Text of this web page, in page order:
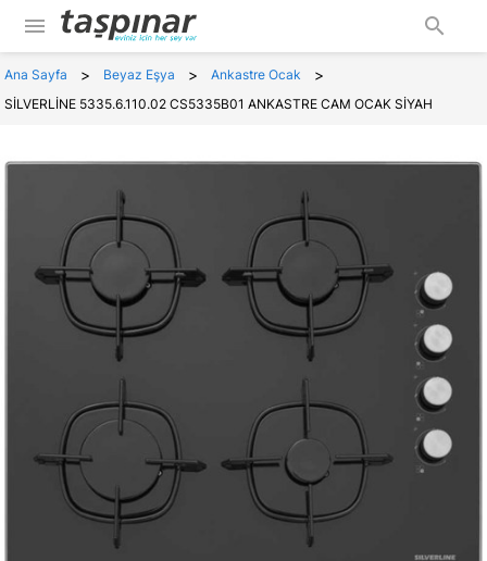
menu search
Ana Sayfa > Beyaz Eşya > Ankastre Ocak >
SİLVERLİNE 5335.6.110.02 CS5335B01 ANKASTRE CAM OCAK SİYAH